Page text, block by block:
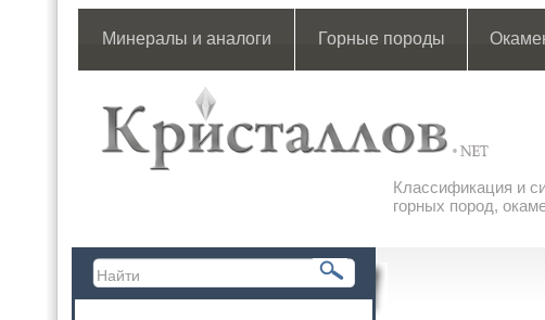
Минералы и аналоги Горные породы
Классификация и
горных пород,